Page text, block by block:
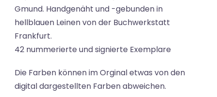
Gmund. Handgenäht und -gebunden in
hellblauen Leinen von der Buchwerkstatt
Frankfurt.
42 nummerierte und signierte Exemplare
Die Farben können im Orginal etwas von den
digital dargestellten Farben abweichen.